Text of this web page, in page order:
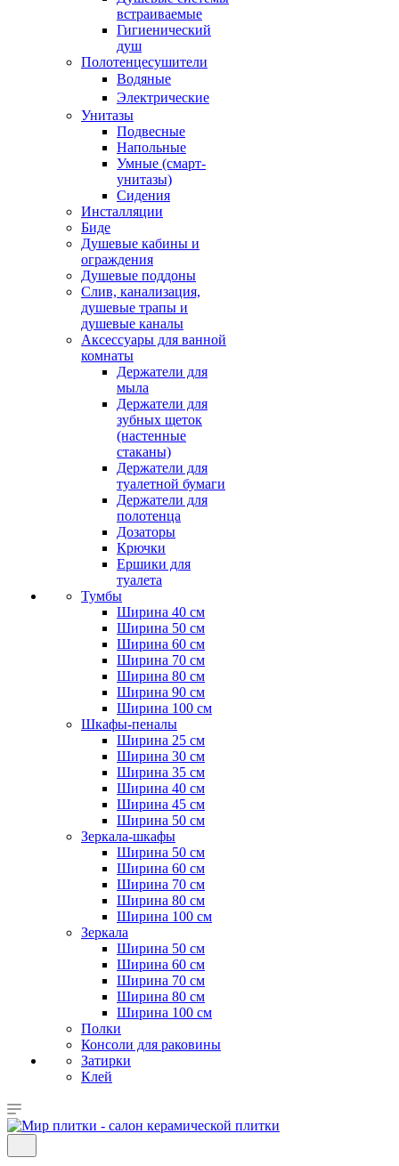
встраиваемые
Гигиенический
душ
Полотенцесушители
ㅤВодяные
ㅤЭлектрические
Унитазы
Подвесные
Напольные
Умные (смарт-
унитазы)
Сидения
Инсталляции
Биде
Душевые кабины и
ограждения
Душевые поддоны
Слив, канализация,
душевые трапы и
душевые каналы
Аксессуары для ванной
комнаты
Держатели для
мыла
Держатели для
зубных щеток
(настенные
стаканы)
Держатели для
туалетной бумаги
Держатели для
полотенца
Дозаторы
Крючки
Ершики для
туалета
Тумбы
Ширина 40 см
Ширина 50 см
Ширина 60 см
Ширина 70 см
Ширина 80 см
Ширина 90 см
Ширина 100 см
Шкафы-пеналы
Ширина 25 см
Ширина 30 см
Ширина 35 см
Ширина 40 см
Ширина 45 см
Ширина 50 см
Зеркала-шкафы
Ширина 50 см
Ширина 60 см
Ширина 70 см
Ширина 80 см
Ширина 100 см
Зеркала
Ширина 50 см
Ширина 60 см
Ширина 70 см
Ширина 80 см
Ширина 100 см
Полки
Консоли для раковины
Затирки
Клей